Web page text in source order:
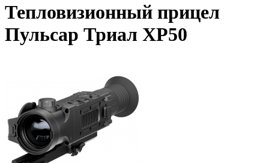
Тепловизионный прицел
Пульсар Триал ХР50